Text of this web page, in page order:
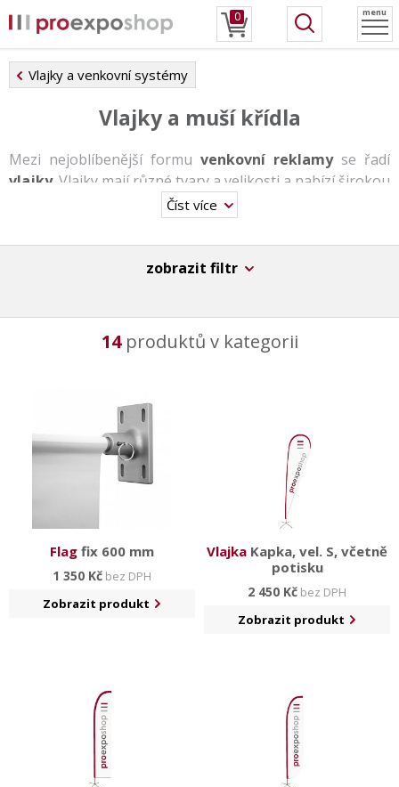
0 menu
Vlajky a venkovní systémy
Vlajky a muší křídla
Mezi nejoblíbenější formu venkovní reklamyse řadí
vlajky. Vlajky mají různé tvary a velikosti a nabízí širokou
nabídku podstav. Způsob ukotvení vyhovuje všem
Číst více
zobrazit filtr
14produktů v kategorii
Flag fix 600 mm
1 350 Kč bez DPH
Zobrazit produkt
Vlajka Kapka, vel. S, včetně
potisku
2 450 Kč bez DPH
Zobrazit produkt